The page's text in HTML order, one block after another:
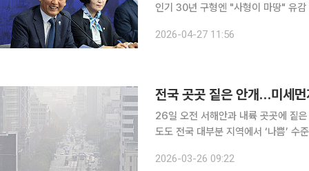
인기 30년 구형엔 "사형이 마땅" 유감 표명 정청래 더불어민주당 대표가 하정우 대통
2시간가량 만나 영입을 설득했다"며
2026-04-27 11:56
전국 곳곳 짙은 안개…미세
26일 오전 서해안과 내륙 곳곳에 짙
도도 전국 대부분 지역에서 ‘나쁨’ 수준을 보이고 있다. 기상청에
다. 주요 지점별로는 충남 서산 대산
2026-03-26 09:22